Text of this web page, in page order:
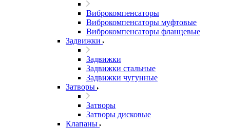
Виброкомпенсаторы
Виброкомпенсаторы муфтовые
Виброкомпенсаторы фланцевые
Задвижки
Задвижки
Задвижки стальные
Задвижки чугунные
Затворы
Затворы
Затворы дисковые
Клапаны